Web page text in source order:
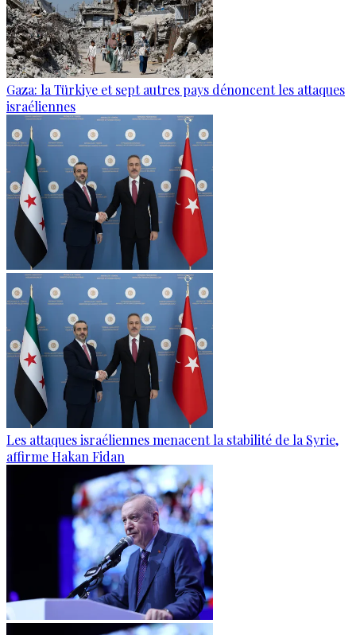
Gaza: la Türkiye et sept autres pays dénoncent les attaques
israéliennes
Les attaques israéliennes menacent la stabilité de la Syrie,
affirme Hakan Fidan